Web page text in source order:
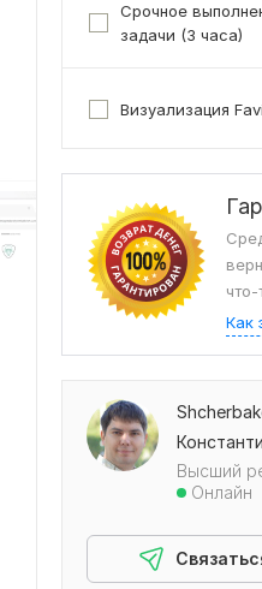
Срочное
задачи (3 часа)
Визуализация
Как
Высший
Онлайн